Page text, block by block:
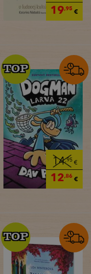
19,95€
14,95€
12,86€
TOP
TOP
TOP
TOP